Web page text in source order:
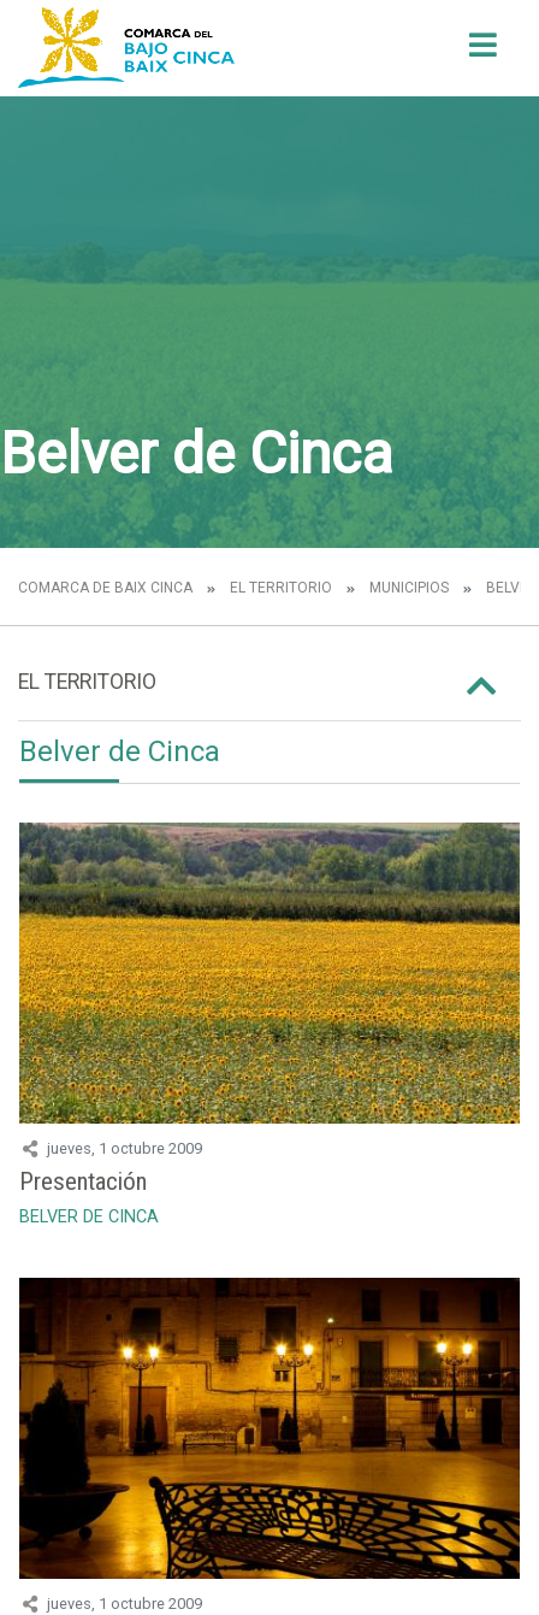
Belver de Cinca
COMARCA DE BAIX CINCA EL TERRITORIO MUNICIPIOS
EL TERRITORIO
Belver de Cinca
jueves, 1 octubre 2009
Presentación
BELVER DE CINCA
jueves, 1 octubre 2009